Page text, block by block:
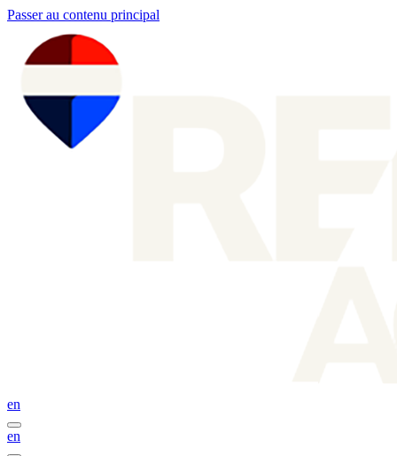
Passer au contenu principal
en
en